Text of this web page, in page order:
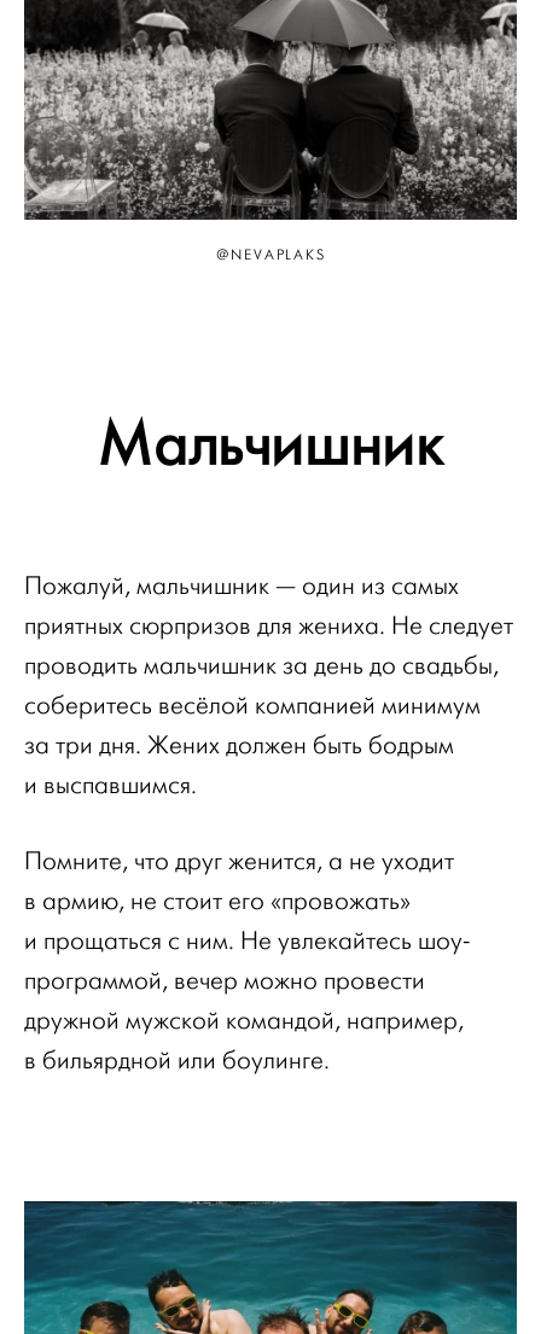
@NEVAPLAKS
Мальчишник
Пожалуй, мальчишник — один из самых
приятных сюрпризов для жениха. Не следует
проводить мальчишник за день до свадьбы,
соберитесь весёлой компанией минимум
за три дня. Жених должен быть бодрым
и выспавшимся.
Помните, что друг женится, а не уходит
в армию, не стоит его «провожать»
и прощаться с ним. Не увлекайтесь шоу-
программой, вечер можно провести
дружной мужской командой, например,
в бильярдной или боулинге.